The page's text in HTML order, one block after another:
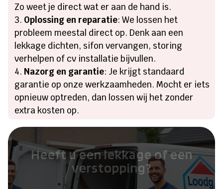
Zo weet je direct wat er aan de hand is.
Oplossing en reparatie: We lossen het
probleem meestal direct op. Denk aan een
lekkage dichten, sifon vervangen, storing
verhelpen of cv installatie bijvullen.
Nazorg en garantie: Je krijgt standaard
garantie op onze werkzaamheden. Mocht er iets
opnieuw optreden, dan lossen wij het zonder
extra kosten op.
Heeft u een lekkage of een
verstopping?